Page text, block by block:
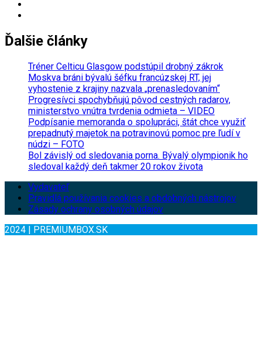
Ďalšie články
Tréner Celticu Glasgow podstúpil drobný zákrok
Moskva bráni bývalú šéfku francúzskej RT, jej
vyhostenie z krajiny nazvala „prenasledovaním“
Progresívci spochybňujú pôvod cestných radarov,
ministerstvo vnútra tvrdenia odmieta – VIDEO
Podpísanie memoranda o spolupráci, štát chce využiť
prepadnutý majetok na potravinovú pomoc pre ľudí v
núdzi – FOTO
Bol závislý od sledovania porna. Bývalý olympionik ho
sledoval každý deň takmer 20 rokov života
Vydavateľ
Pravidlá používania cookies a obdobných nástrojov
Zásady ochrany osobných údajov
2024 | PREMIUMBOX.SK